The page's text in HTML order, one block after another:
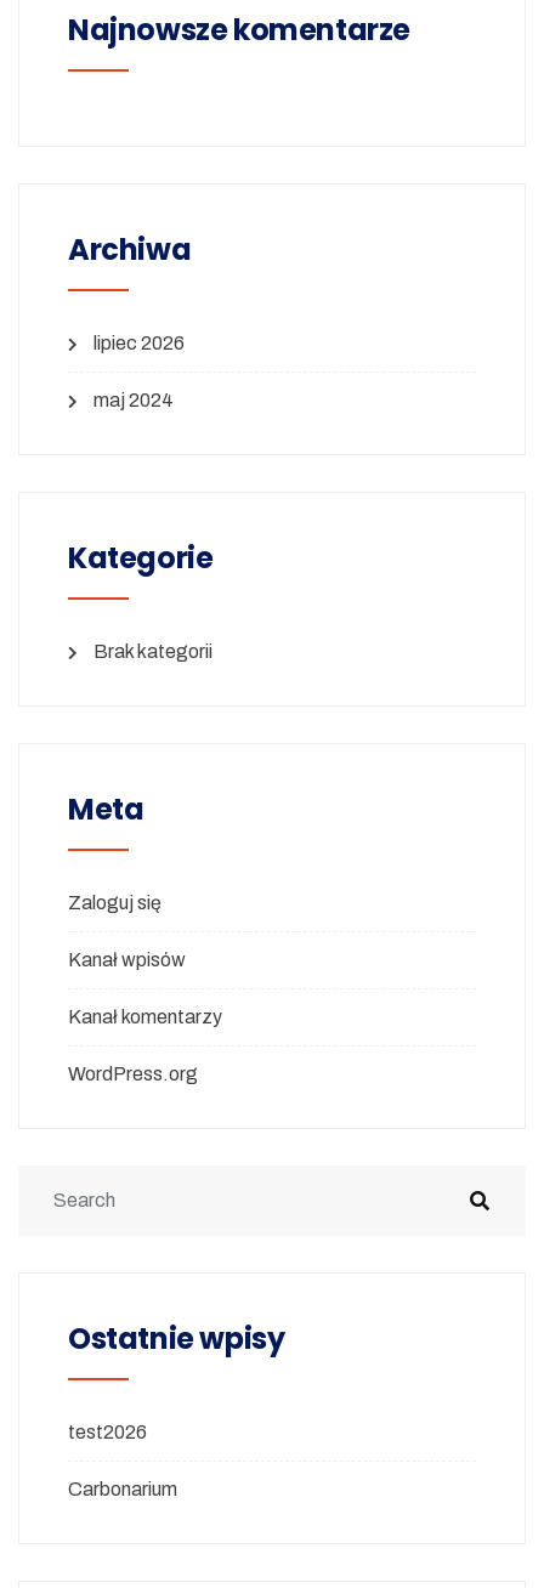
Najnowsze komentarze
Archiwa
lipiec 2026
maj 2024
Kategorie
Brak kategorii
Meta
Zaloguj się
Kanał wpisów
Kanał komentarzy
WordPress.org
Ostatnie wpisy
test2026
Carbonarium